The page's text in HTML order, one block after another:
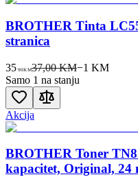
BROTHER Tinta
stranica
35 90KM37,00 KM−1 KM
Samo 1 na stanju
Akcija
BROTHER Toner
kapacitet, Original, 24